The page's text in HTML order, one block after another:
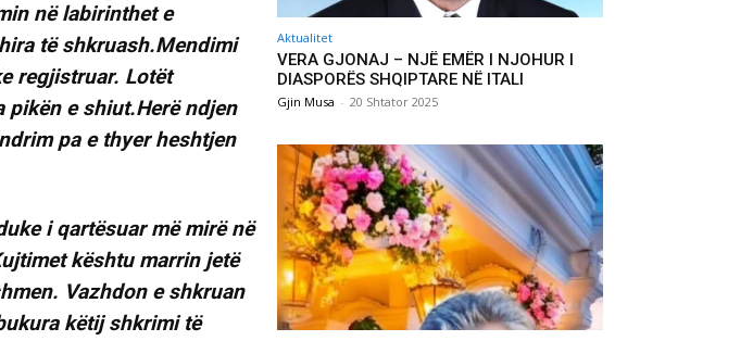
në labirinthet e
të shkruash.Mendimi
regjistruar. Lotët
e shiut.Herë ndjen
pa e thyer heshtjen
i qartësuar më mirë në
kështu marrin jetë
Vazhdon e shkruan
këtij shkrimi të
Aktualitet
VERA GJONAJ – NJË EMËR I NJOHUR I
DIASPORËS SHQIPTARE NË ITALI
Gjin Musa - 20 Shtator 2025